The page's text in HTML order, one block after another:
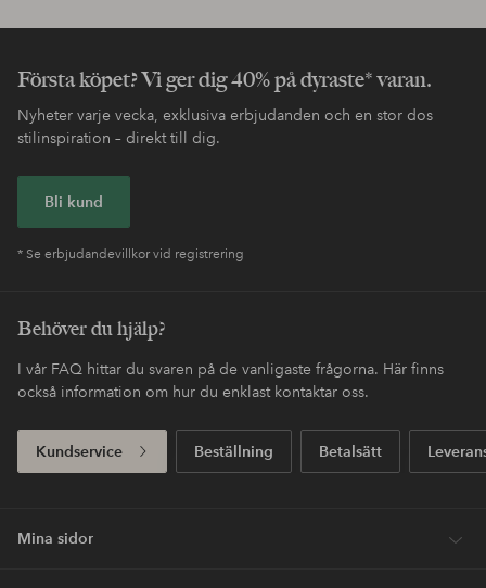
Första köpet? Vi ger dig 40% på dyraste* varan.
Nyheter varje vecka, exklusiva erbjudanden och en stor dos
stilinspiration – direkt till dig.
Bli kund
* Se erbjudandevillkor vid registrering
Behöver du hjälp?
I vår FAQ hittar du svaren på de vanligaste frågorna. Här finns
också information om hur du enklast kontaktar oss.
Kundservice Beställning Betalsätt
Mina sidor